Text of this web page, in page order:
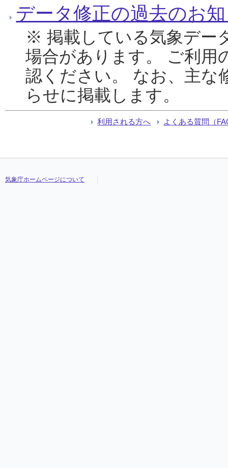
データ修正の過去のお
※ 掲載している気象デー
場合があります。 ご利用
認ください。 なお、主な
らせに掲載します。
利用される方へ よくある質問（
気象庁ホームページについて